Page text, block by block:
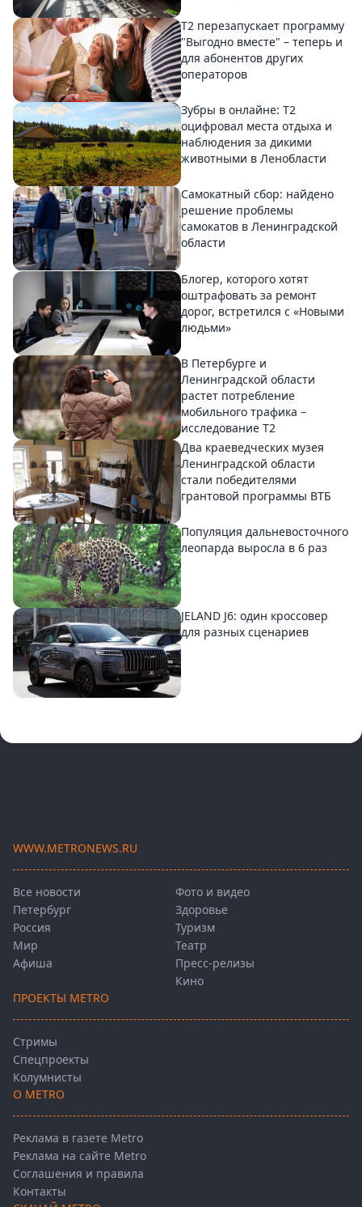
Т2 перезапускает программу
"Выгодно вместе" – теперь и
для абонентов других
операторов
Зубры в онлайне: Т2
оцифровал места отдыха и
наблюдения за дикими
животными в Ленобласти
Самокатный сбор: найдено
решение проблемы
самокатов в Ленинградской
области
Блогер, которого хотят
оштрафовать за ремонт
дорог, встретился с «Новыми
людьми»
В Петербурге и
Ленинградской области
растет потребление
мобильного трафика –
исследование T2
Два краеведческих музея
Ленинградской области
стали победителями
грантовой программы ВТБ
Популяция дальневосточного
леопарда выросла в 6 раз
JELAND J6: один кроссовер
для разных сценариев
WWW.METRONEWS.RU
Все новости
Петербург
Россия
Мир
Афиша
Фото и видео
Здоровье
Туризм
Театр
Пресс-релизы
Кино
ПРОЕКТЫ METRO
Стримы
Спецпроекты
Колумнисты
О METRO
Реклама в газете Metro
Реклама на сайте Metro
Соглашения и правила
Контакты